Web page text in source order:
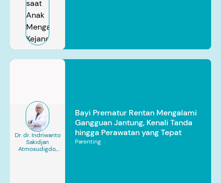
Dr. dr. Indriwanto
Sakidjan
Atmosudigdo,
Bayi Prematur Rentan Mengalami
Gangguan Jantung, Kenali Tanda
hingga Perawatan yang Tepat
Parenting